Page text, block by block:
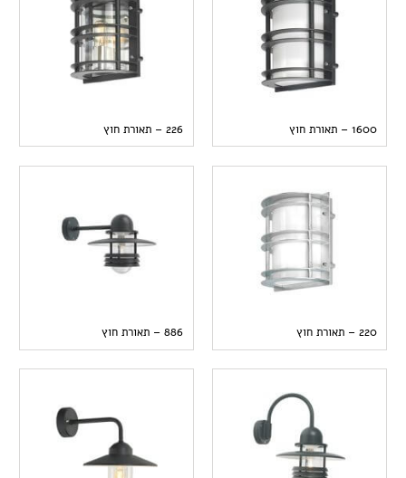
1600 – תאורת חוץ 226 – תאורת חוץ
220 – תאורת חוץ 886 – תאורת חוץ